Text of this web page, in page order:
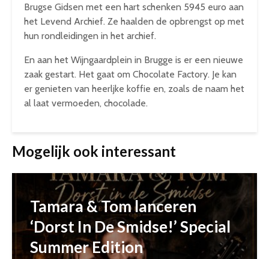
Brugse Gidsen met een hart schenken 5945 euro aan
het Levend Archief. Ze haalden de opbrengst op met
hun rondleidingen in het archief.
En aan het Wijngaardplein in Brugge is er een nieuwe
zaak gestart. Het gaat om Chocolate Factory. Je kan
er genieten van heerljke koffie en, zoals de naam het
al laat vermoeden, chocolade.
Mogelijk ook interessant
Tamara & Tom lanceren
‘Dorst In De Smidse!’ Special
Summer Edition